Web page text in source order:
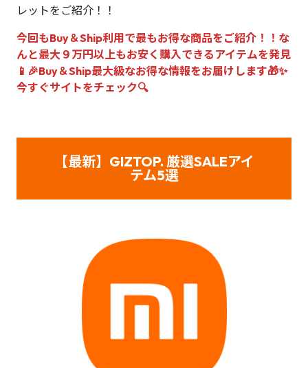
レットをご紹介！！
今回もBuy＆Ship利用で最もお得な商品をご紹介！！な
んと最大９万円以上もお安く購入できるアイテムを発見
📱🎉Buy＆Ship最大級なお得な情報をお届けします🎁✨
今すぐサイトをチェック🔍
【最新】 GIZTOP. 厳選SALEアイ
テム5選